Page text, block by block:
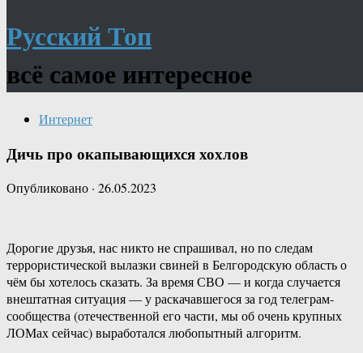
Русский Топ
всё самое интересное
Интернет
Дичь про окапывающихся хохлов
Опубликовано · 26.05.2023
Дорогие друзья, нас никто не спрашивал, но по следам
террористической вылазки свиней в Белгородскую область о
чём бы хотелось сказать. За время СВО — и когда случается
внештатная ситуация — у раскачавшегося за год телеграм-
сообщества (отечественной его части, мы об очень крупных
ЛОМах сейчас) выработался любопытный алгоритм.